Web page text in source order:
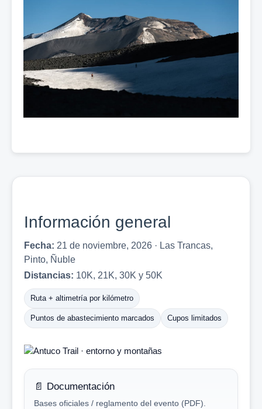
Información general
Fecha: 21 de noviembre, 2026 · Las Trancas,
Pinto, Ñuble
Distancias: 10K, 21K, 30K y 50K
Ruta + altimetría por kilómetro
Puntos de abastecimiento marcados Cupos limitados
📄 Documentación
Bases oficiales / reglamento del evento (PDF).